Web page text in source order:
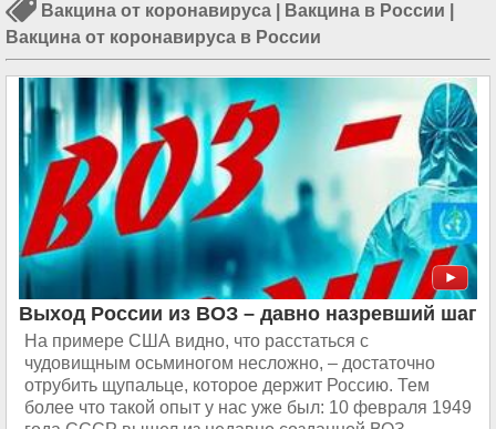
Вакцина от коронавируса Вакцина в России
Вакцина от коронавируса в России
Выход России из ВОЗ – давно назревший шаг
На примере США видно, что расстаться с
чудовищным осьминогом несложно, – достаточно
отрубить щупальце, которое держит Россию. Тем
более что такой опыт у нас уже был: 10 февраля 1949